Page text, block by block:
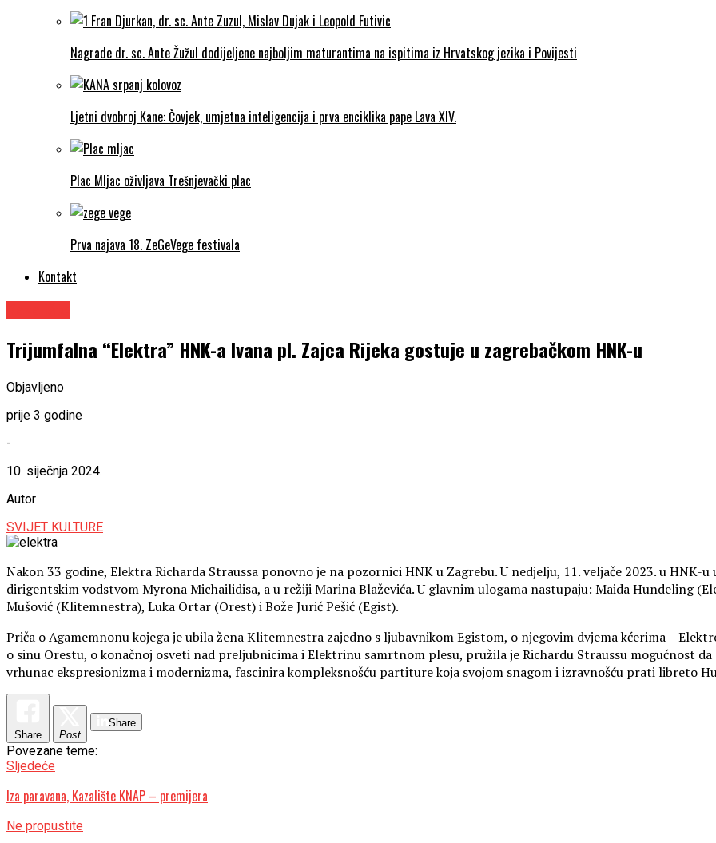
Nagrade dr. sc. Ante Žužul dodijeljene najboljim maturantima na ispitima iz Hrvatskog jezika i Povijesti
Ljetni dvobroj Kane: Čovjek, umjetna inteligencija i prva enciklika pape Lava XIV.
Plac Mljac oživljava Trešnjevački plac
Prva najava 18. ZeGeVege festivala
Kontakt
Trijumfalna “Elektra” HNK-a Ivana pl. Zajca Rijeka gostuje u zagrebačkom HNK-u
Objavljeno
prije 3 godine
-
10. siječnja 2024.
Autor
SVIJET KULTURE
Nakon 33 godine, Elektra Richarda Straussa ponovno je na pozornici HNK u Zagrebu. U nedjelju, 11. veljače 2023. u HNK-
dirigentskim vodstvom Myrona Michailidisa, a u režiji Marina Blaževića. U glavnim ulogama nastupaju: Maida Hundeling
Mušović (Klitemnestra), Luka Ortar (Orest) i Bože Jurić Pešić (Egist).
Priča o Agamemnonu kojega je ubila žena Klitemnestra zajedno s ljubavnikom Egistom, o njegovim dvjema kćerima –
o sinu Orestu, o konačnoj osveti nad preljubnicima i Elektrinu samrtnom plesu, pružila je Richardu Straussu mogućnost
vrhunac ekspresionizma i modernizma, fascinira kompleksnošću partiture koja svojom snagom i izravnošću prati libreto
Share Post
Share
Povezane teme:
Sljedeće
Iza paravana, Kazalište KNAP – premijera
Ne propustite